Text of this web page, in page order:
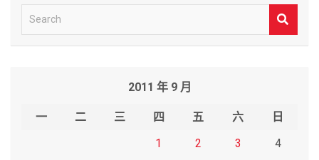
e
2011 年 9 月
一 二 三 四 五 六
日
1
2 3 4